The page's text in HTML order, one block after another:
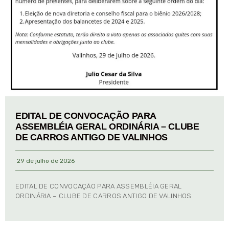
EDITAL DE CONVOCAÇÃO PARA
ASSEMBLÉIA GERAL ORDINÁRIA – CLUBE
DE CARROS ANTIGO DE VALINHOS
29 de julho de 2026
EDITAL DE CONVOCAÇÃO PARA ASSEMBLÉIA GERAL
ORDINÁRIA – CLUBE DE CARROS ANTIGO DE VALINHOS